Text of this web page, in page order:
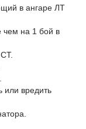
в ангаре ЛТ
чем на 1 бой в
или вредить